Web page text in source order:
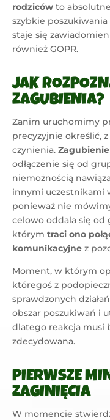
rodziców to
szybkie
staje się
również GOPR.
JAK
ZAGUBIENIA?
Zanim uruchomimy
precyzyjnie określić,
czynienia.
odłączenie się od
niemożnością
innymi uczestnikami
ponieważ nie
celowo oddala się od
którym traci ono
komunikacyjne z
Moment, w którym
któregoś z
sprawdzonych
obszar poszukiwań i
dlatego reakcja musi
zdecydowana.
PIERWSZE
ZAGINIĘCIA
W momencie